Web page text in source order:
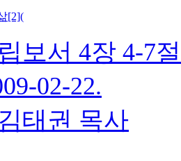
[2](
보서 4장 4-7절
02-22.
태권 목사